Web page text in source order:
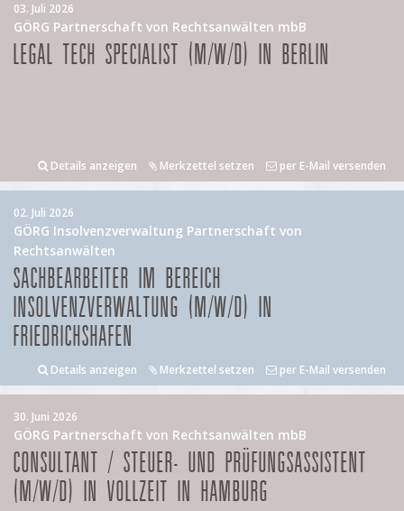
03. Juli 2026
GÖRG Partnerschaft von Rechtsanwälten mbB
LEGAL TECH SPECIALIST (M/W/D) IN BERLIN
Details anzeigen Merkzettel setzen per E-Mail versenden
02. Juli 2026
GÖRG Insolvenzverwaltung Partnerschaft von
Rechtsanwälten
SACHBEARBEITER IM BEREICH
INSOLVENZVERWALTUNG (M/W/D) IN
FRIEDRICHSHAFEN
Details anzeigen Merkzettel setzen per E-Mail versenden
30. Juni 2026
GÖRG Partnerschaft von Rechtsanwälten mbB
CONSULTANT / STEUER- UND PRÜFUNGSASSISTENT
(M/W/D) IN VOLLZEIT IN HAMBURG